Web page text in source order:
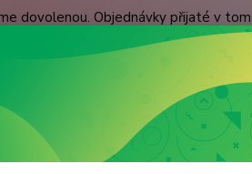
dovolenou. Objednávky přijaté v
Spokojenost zákazníků